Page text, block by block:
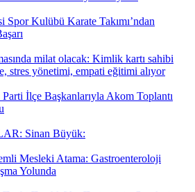
Spor Kulübü Karate Takımı’ndan
milat olacak: Kimlik kartı sahibi
stres yönetimi, empati eğitimi alıyor
İlçe Başkanlarıyla Akom Toplantı
Sinan Büyük:
Mesleki Atama: Gastroenteroloji
Yolunda